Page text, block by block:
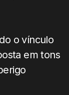
o vínculo
em tons